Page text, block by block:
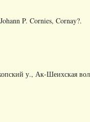
P. Cornies, Cornay?.
у., Ак-Шеихская